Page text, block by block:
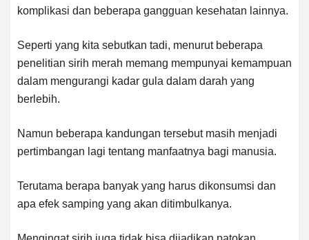
komplikasi dan beberapa gangguan kesehatan lainnya.
Seperti yang kita sebutkan tadi, menurut beberapa
penelitian sirih merah memang mempunyai kemampuan
dalam mengurangi kadar gula dalam darah yang
berlebih.
Namun beberapa kandungan tersebut masih menjadi
pertimbangan lagi tentang manfaatnya bagi manusia.
Terutama berapa banyak yang harus dikonsumsi dan
apa efek samping yang akan ditimbulkanya.